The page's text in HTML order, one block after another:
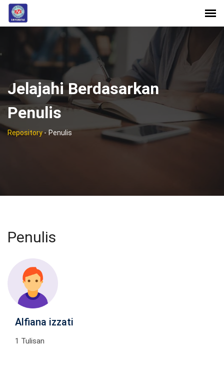
Jelajahi Berdasarkan
Penulis
Repository- Penulis
Penulis
Alfiana izzati
1 Tulisan